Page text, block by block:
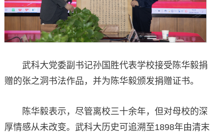
武科大党委副书记孙国胜代表学校接受陈华毅捐
赠的张之洞书法作品，并为陈华毅颁发捐赠证书。
陈华毅表示，尽管离校三十余年，但对母校的深
厚情感从未改变。武科大历史可追溯至1898年由清末